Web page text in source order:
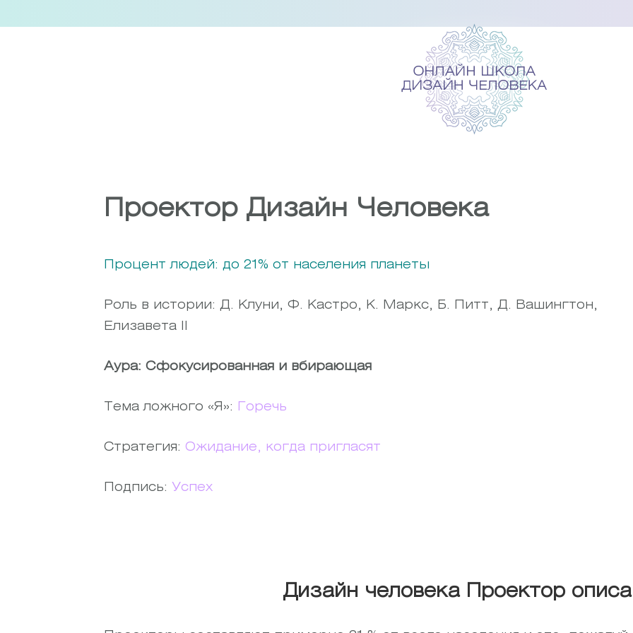
to
Проектор Дизайн Человека
Процент людей: до 21% от населения планеты
Роль в истории: Д. Клуни, Ф. Кастро, К. Маркс, Б. Питт, Д. Вашингтон,
Елизавета II
Аура: Сфокусированная и вбирающая
Тема ложного «Я»: Горечь
Стратегия: Ожидание, когда пригласят
Подпись: Успех
Дизайн человека Проектор